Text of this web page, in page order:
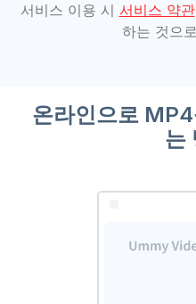
서비스 이용 시 서비스 약관
하는 것으
온라인으로
는